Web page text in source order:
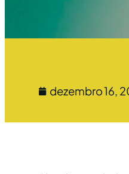
dezembro 16,